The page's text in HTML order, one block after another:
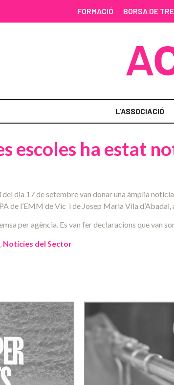
FORMACIÓ BORSA DE
L’ASSOCIACIÓ
escoles ha estat
dia 17 de setembre van donar una àmplia
de l’EMM de Vic i de Josep Maria Vila d’Abadal,
per agència. Es van fer declaracions que van
Notícies del Sector